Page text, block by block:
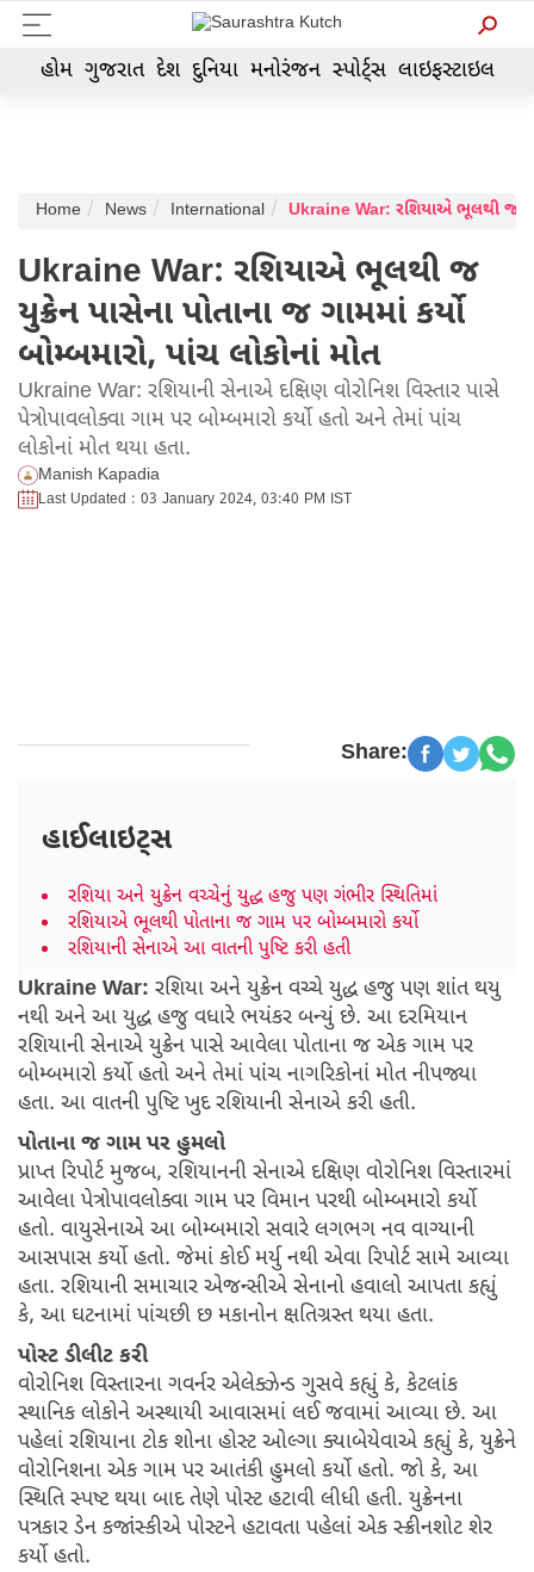
હોમ ગુજરાત દેશ દુનિયા મનોરંજન સ્પોર્ટ્સ લાઇફસ્ટાઇલ
Home News International
Ukraine War: રશિયાએ ભૂલથી જ
યુક્રેન પાસેના પોતાના જ ગામમાં કર્યો
બોમ્બમારો, પાંચ લોકોનાં મોત
Ukraine War: રશિયાની સેનાએ દક્ષિણ વોરોનિશ વિસ્તાર પાસે
પેત્રોપાવલોક્વા ગામ પર બોમ્બમારો કર્યો હતો અને તેમાં પાંચ
લોકોનાં મોત થયા હતા.
Manish Kapadia
Last Updated : 03 January 2024, 03:40 PM IST
Share:
હાઈલાઇટ્સ
રશિયા અને યુક્રેન વચ્ચેનું યુદ્ધ હજુ પણ ગંભીર સ્થિતિમાં
રશિયાએ ભૂલથી પોતાના જ ગામ પર બોમ્બમારો કર્યો
રશિયાની સેનાએ આ વાતની પુષ્ટિ કરી હતી
Ukraine War: રશિયા અને યુક્રેન વચ્ચે યુદ્ધ હજુ પણ શાંત થયુ
નથી અને આ યુદ્ધ હજુ વધારે ભયંકર બન્યું છે. આ દરમિયાન
રશિયાની સેનાએ યુક્રેન પાસે આવેલા પોતાના જ એક ગામ પર
બોમ્બમારો કર્યો હતો અને તેમાં પાંચ નાગરિકોનાં મોત નીપજ્યા
હતા. આ વાતની પુષ્ટિ ખુદ રશિયાની સેનાએ કરી હતી.
પોતાના જ ગામ પર હુમલો
પ્રાપ્ત રિપોર્ટ મુજબ, રશિયાનની સેનાએ દક્ષિણ વોરોનિશ વિસ્તારમાં
આવેલા પેત્રોપાવલોક્વા ગામ પર વિમાન પરથી બોમ્બમારો કર્યો
હતો. વાયુસેનાએ આ બોમ્બમારો સવારે લગભગ નવ વાગ્યાની
આસપાસ કર્યો હતો. જેમાં કોઈ મર્યુ નથી એવા રિપોર્ટ સામે આવ્યા
હતા. રશિયાની સમાચાર એજન્સીએ સેનાનો હવાલો આપતા કહ્યું
કે, આ ઘટનામાં પાંચછી છ મકાનોન ક્ષતિગ્રસ્ત થયા હતા.
પોસ્ટ ડીલીટ કરી
વોરોનિશ વિસ્તારના ગવર્નર એલેક્ઝેન્ડ ગુસવે કહ્યું કે, કેટલાંક
સ્થાનિક લોકોને અસ્થાયી આવાસમાં લઈ જવામાં આવ્યા છે. આ
પહેલાં રશિયાના ટોક શોના હોસ્ટ ઓલ્ગા ક્યાબેયેવાએ કહ્યું કે, યુક્રેને
વોરોનિશના એક ગામ પર આતંકી હુમલો કર્યો હતો. જો કે, આ
સ્થિતિ સ્પષ્ટ થયા બાદ તેણે પોસ્ટ હટાવી લીધી હતી. યુક્રેનના
પત્રકાર ડેન કજાંસ્કીએ પોસ્ટને હટાવતા પહેલાં એક સ્ક્રીનશોટ શેર
કર્યો હતો.